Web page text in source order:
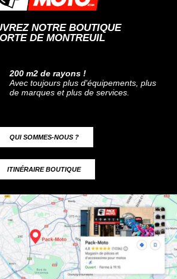
NOTRE BOUTIQUE
DE MONTREUIL
200 m2 de rayons !
Avec toujours plus d'équipements, plus
de marques et plus de services.
QUI SOMMES-NOUS ?
ITINÉRAIRE BOUTIQUE